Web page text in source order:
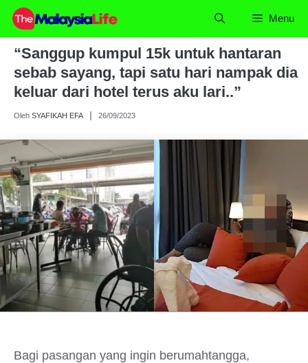
Skip
content
Menu
“Sanggup kumpul 15k untuk hantaran
sebab sayang, tapi satu hari nampak dia
keluar dari hotel terus aku lari..”
Oleh SYAFIKAH EFA 26/09/2023
Bagi pasangan yang ingin berumahtangga,